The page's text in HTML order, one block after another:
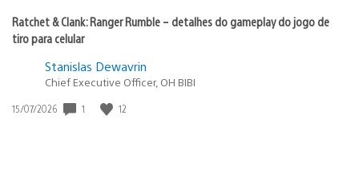
Ratchet & Clank: Ranger Rumble – detalhes do gameplay do jogo de
tiro para celular
Stanislas Dewavrin
Chief Executive Officer, OH BIBI
Data
15/07/2026 1 12